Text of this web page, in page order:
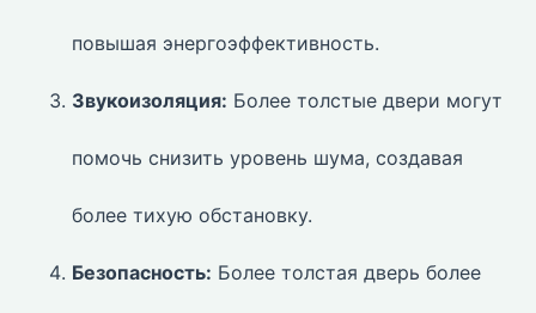
повышая энергоэффективность.
Звукоизоляция: Более толстые двери могут
помочь снизить уровень шума, создавая
более тихую обстановку.
Безопасность: Более толстая дверь более